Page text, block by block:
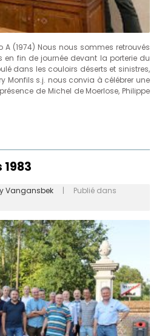
A (1974) Nous nous sommes retrouvés
en fin de journée devant la porterie du
dans les couloirs déserts et sinistres,
Monfils s.j. nous convia à célébrer une
de Michel de Moerlose, Philippe
Vangansbek | Publié dans